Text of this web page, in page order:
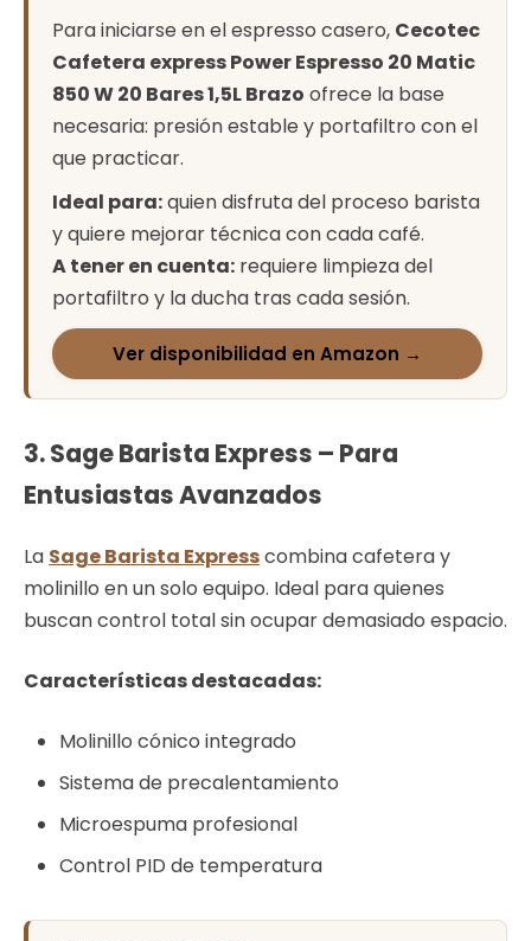
Para iniciarse en el espresso casero, Cecotec
Cafetera express Power Espresso 20 Matic
850 W 20 Bares 1,5L Brazo ofrece la base
necesaria: presión estable y portafiltro con el
que practicar.
Ideal para:quien disfruta del proceso barista
y quiere mejorar técnica con cada café.
A tener en cuenta: requiere limpieza del
portafiltro y la ducha tras cada sesión.
Ver disponibilidad en Amazon →
3. Sage Barista Express – Para
Entusiastas Avanzados
La Sage Barista Expresscombina cafetera y
molinillo en un solo equipo. Ideal para quienes
buscan control total sin ocupar demasiado espacio.
Características destacadas:
Molinillo cónico integrado
Sistema de precalentamiento
Microespuma profesional
Control PID de temperatura